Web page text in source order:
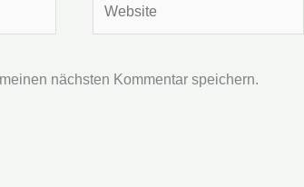
nächsten Kommentar speichern.